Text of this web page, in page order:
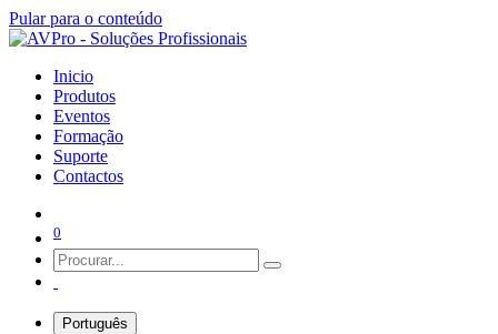
Pular para o conteúdo
Inicio
Produtos
Eventos
Formação
Suporte
Contactos
0
Português